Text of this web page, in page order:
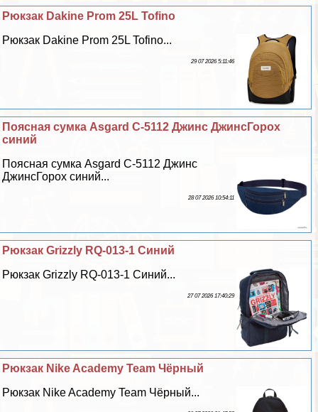
Рюкзак Dakine Prom 25L Tofino
Рюкзак Dakine Prom 25L Tofino...
29 07 2026 5:11:46
Поясная сумка Asgard С-5112 Джинс ДжинсГорох
синий
Поясная сумка Asgard С-5112 Джинс
ДжинсГорох синий...
28 07 2026 10:54:11
Рюкзак Grizzly RQ-013-1 Синий
Рюкзак Grizzly RQ-013-1 Синий...
27 07 2026 17:40:29
Рюкзак Nike Academy Team Чёрный
Рюкзак Nike Academy Team Чёрный...